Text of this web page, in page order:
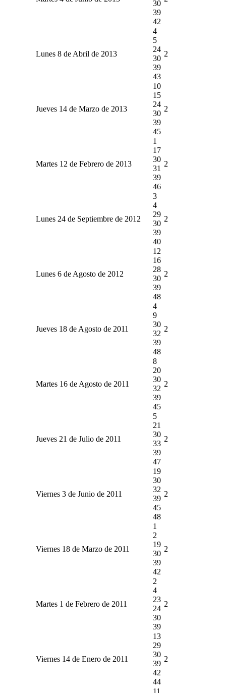
30
39
42
Lunes 8 de Abril de 2013
4
5
24
30
39
43
2
Jueves 14 de Marzo de 2013
10
15
24
30
39
45
2
Martes 12 de Febrero de 2013
1
17
30
31
39
46
2
Lunes 24 de Septiembre de 2012
3
4
29
30
39
40
2
Lunes 6 de Agosto de 2012
12
16
28
30
39
48
2
Jueves 18 de Agosto de 2011
4
9
30
32
39
48
2
Martes 16 de Agosto de 2011
8
20
30
32
39
45
2
Jueves 21 de Julio de 2011
5
21
30
33
39
47
2
Viernes 3 de Junio de 2011
19
30
32
39
45
48
2
Viernes 18 de Marzo de 2011
1
2
19
30
39
42
2
Martes 1 de Febrero de 2011
2
4
23
24
30
39
2
Viernes 14 de Enero de 2011
13
29
30
39
42
44
2
11